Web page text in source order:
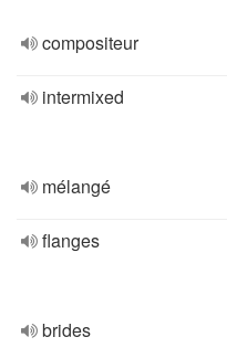
compositeur
intermixed
mélangé
flanges
brides